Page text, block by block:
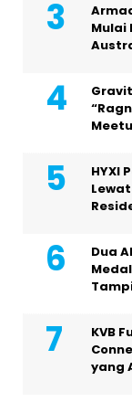
Mulai
HYXI
Dua
KVB
yang